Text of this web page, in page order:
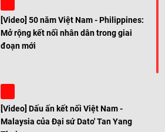
[Video] 50 năm Việt Nam - Philippines:
Mở rộng kết nối nhân dân trong giai
đoạn mới
[Video] Dấu ấn kết nối Việt Nam -
Malaysia của Đại sứ Dato' Tan Yang